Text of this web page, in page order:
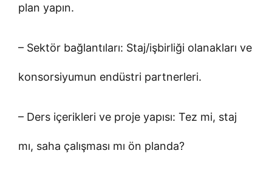
plan yapın.
– Sektör bağlantıları: Staj/işbirliği olanakları ve
konsorsiyumun endüstri partnerleri.
– Ders içerikleri ve proje yapısı: Tez mi, staj
mı, saha çalışması mı ön planda?